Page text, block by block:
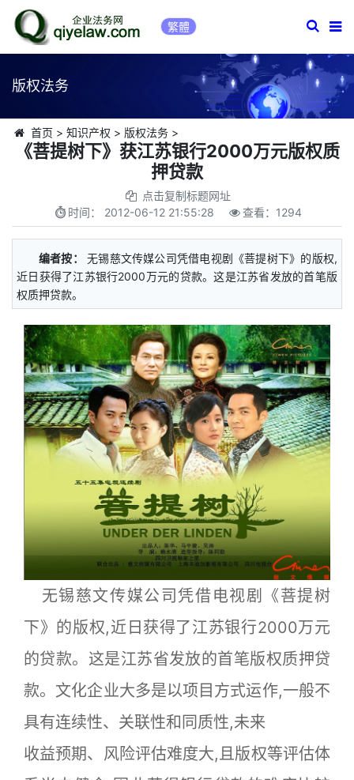
繁體
版权法务
首页 > 知识产权 > 版权法务>
《菩提树下》获江苏银行2000万元版权质
押贷款
点击复制标题网址
时间： 2012-06-12 21:55:28 查看： 1294
编者按：
无锡慈文传媒公司凭借电视剧《菩提树下》的版权,
近日获得了江苏银行2000万元的贷款。这是江苏省发放的首笔版
权质押贷款。
无锡慈文传媒公司凭借电视剧《菩提树
下》的版权,近日获得了江苏银行2000万元
的贷款。这是江苏省发放的首笔版权质押贷
款。文化企业大多是以项目方式运作,一般不
具有连续性、关联性和同质性,未来
收益预期、风险评估难度大,且版权等评估体